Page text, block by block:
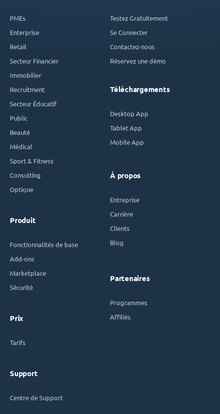
PMEs
Enterprise
Retail
Secteur Financier
Immobilier
Recruitment
Secteur Éducatif
Public
Beauté
Médical
Sport & Fitness
Consulting
Optique
Produit
Fonctionnalités de base
Add-ons
Marketplace
Sécurité
Prix
Tarifs
Support
Centre de Support
Testez Gratuitement
Se Connecter
Contactez-nous
Réservez une démo
Téléchargements
Desktop App
Tablet App
Mobile App
À propos
Entreprise
Carrière
Clients
Blog
Partenaires
Programmes
Affiliés